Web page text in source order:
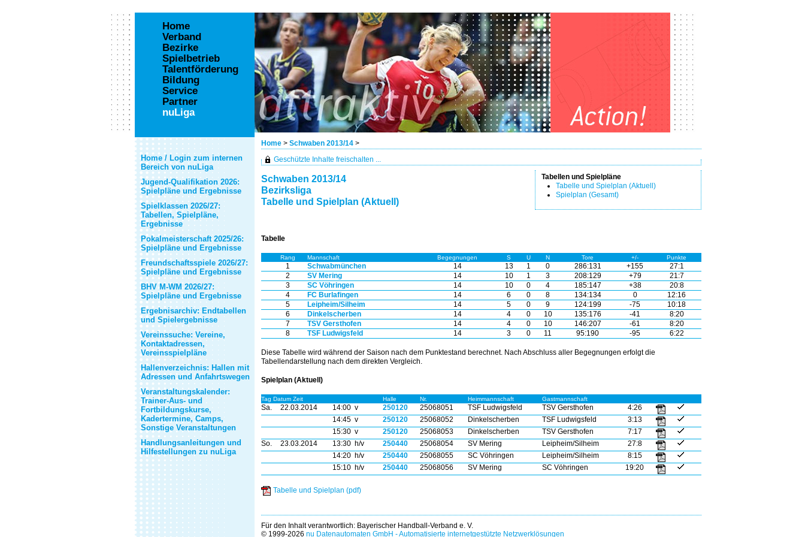
Home > Schwaben 2013/14 >
Home
Verband
Bezirke
Spielbetrieb
Talentförderung
Bildung
Service
Partner
nuLiga
Home / Login zum internen
Bereich von nuLiga
Jugend-Qualifikation 2026:
Spielpläne und Ergebnisse
Spielklassen 2026/27:
Tabellen, Spielpläne,
Ergebnisse
Pokalmeisterschaft 2025/26:
Spielpläne und Ergebnisse
Freundschaftsspiele 2026/27:
Spielpläne und Ergebnisse
BHV M-WM 2026/27:
Spielpläne und Ergebnisse
Ergebnisarchiv: Endtabellen
und Spielergebnisse
Vereinssuche: Vereine,
Kontaktadressen,
Vereinsspielpläne
Hallenverzeichnis: Hallen mit
Adressen und Anfahrtswegen
Veranstaltungskalender:
Trainer-Aus- und
Fortbildungskurse,
Kadertermine, Camps,
Sonstige Veranstaltungen
Handlungsanleitungen und
Hilfestellungen zu nuLiga
Geschützte Inhalte freischalten ...
Schwaben 2013/14
Bezirksliga
Tabelle und Spielplan (Aktuell)
Tabellen und Spielpläne
Tabelle und Spielplan (Aktuell)
Spielplan (Gesamt)
Tabelle
Rang Mannschaft Begegnungen S U N Tore +/- Punkte
1 Schwabmünchen 14 13 1 0 286:131 +155
27:1
2
SV Mering 14 10 1 3 208:129 +79
21:7
3
SC Vöhringen 14 10 0 4 185:147 +38
20:8
4
FC Burlafingen 14 6 0 8 134:134 0
12:16
5
Leipheim/Silheim 14 5 0 9 124:199 -75
10:18
6
Dinkelscherben 14 4 0 10 135:176 -41
8:20
7
TSV Gersthofen 14 4 0 10 146:207 -61
8:20
8
TSF Ludwigsfeld 14 3 0 11 95:190 -95 6:22
Diese Tabelle wird während der Saison nach dem Punktestand berechnet. Nach Abschluss aller Begegnungen erfolgt die
Tabellendarstellung nach dem direkten Vergleich.
Spielplan (Aktuell)
Tag Datum Zeit Halle Nr. Heimmannschaft Gastmannschaft
Sa. 22.03.2014 14:00 v 250120 25068051 TSF Ludwigsfeld TSV Gersthofen
4:26
14:45 v
250120 25068052 Dinkelscherben TSF Ludwigsfeld
3:13
15:30 v
250120 25068053 Dinkelscherben TSV Gersthofen
7:17
So.
23.03.2014 13:30 h/v 250440 25068054 SV Mering Leipheim/Silheim
27:8
14:20 h/v
250440 25068055 SC Vöhringen Leipheim/Silheim
8:15
15:10 h/v
250440 25068056 SV Mering SC Vöhringen 19:20
Tabelle und Spielplan (pdf)
Für den Inhalt verantwortlich: Bayerischer Handball-Verband e. V.
© 1999-2026 nu Datenautomaten GmbH - Automatisierte internetgestützte Netzwerklösungen